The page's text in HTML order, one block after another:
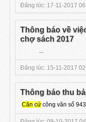
Đăng lúc: 17-11-2017
Thông báo về
chợ sách 2017
...
Đăng lúc: 15-11-2017
Thông báo thu
Căn cứ công văn số